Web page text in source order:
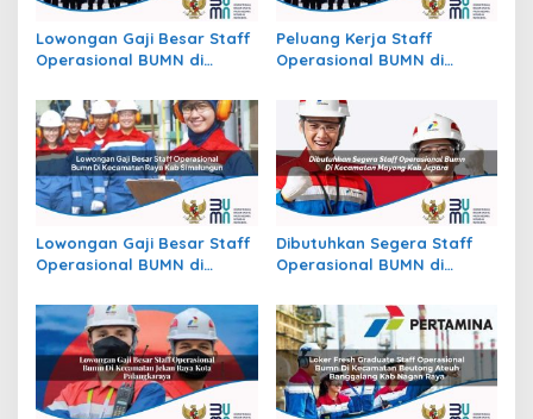
Lowongan Gaji Besar Staff
Operasional BUMN di
Buton Selatan
Peluang Kerja Staff
Operasional BUMN di
Kab. Wonogiri
Lowongan Gaji Besar Staff
Operasional BUMN di
Simalungun
Dibutuhkan Segera Staff
Operasional BUMN di
Jepara